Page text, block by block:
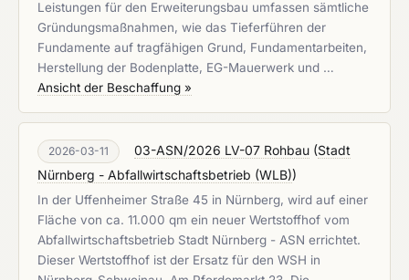
Leistungen für den Erweiterungsbau umfassen sämtliche
Gründungsmaßnahmen, wie das Tieferführen der
Fundamente auf tragfähigen Grund, Fundamentarbeiten,
Herstellung der Bodenplatte, EG-Mauerwerk und …
Ansicht der Beschaffung »
2026-03-11 03-ASN/2026 LV-07 Rohbau (Stadt
Nürnberg - Abfallwirtschaftsbetrieb (WLB))
In der Uffenheimer Straße 45 in Nürnberg, wird auf einer
Fläche von ca. 11.000 qm ein neuer Wertstoffhof vom
Abfallwirtschaftsbetrieb Stadt Nürnberg - ASN errichtet.
Dieser Wertstoffhof ist der Ersatz für den WSH in